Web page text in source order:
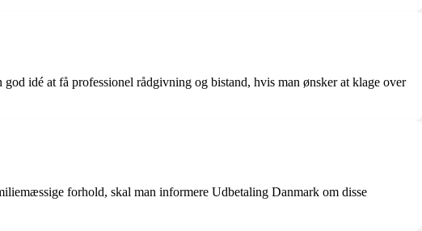
idé at få professionel rådgivning og bistand, hvis man ønsker at klage over
forhold, skal man informere Udbetaling Danmark om disse